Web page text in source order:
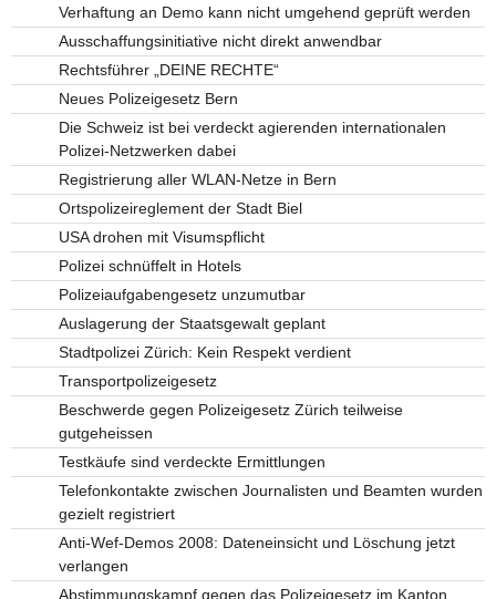
Verhaftung an Demo kann nicht umgehend geprüft werden
Ausschaffungsinitiative nicht direkt anwendbar
Rechtsführer „DEINE RECHTE“
Neues Polizeigesetz Bern
Die Schweiz ist bei verdeckt agierenden internationalen
Polizei-Netzwerken dabei
Registrierung aller WLAN-Netze in Bern
Ortspolizeireglement der Stadt Biel
USA drohen mit Visumspflicht
Polizei schnüffelt in Hotels
Polizeiaufgabengesetz unzumutbar
Auslagerung der Staatsgewalt geplant
Stadtpolizei Zürich: Kein Respekt verdient
Transportpolizeigesetz
Beschwerde gegen Polizeigesetz Zürich teilweise
gutgeheissen
Testkäufe sind verdeckte Ermittlungen
Telefonkontakte zwischen Journalisten und Beamten wurden
gezielt registriert
Anti-Wef-Demos 2008: Dateneinsicht und Löschung jetzt
verlangen
Abstimmungskampf gegen das Polizeigesetz im Kanton